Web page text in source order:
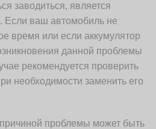
заводиться, является
Если ваш автомобиль не
время или если аккумулятор
данной проблемы
рекомендуется проверить
необходимости заменить его
проблемы может быть